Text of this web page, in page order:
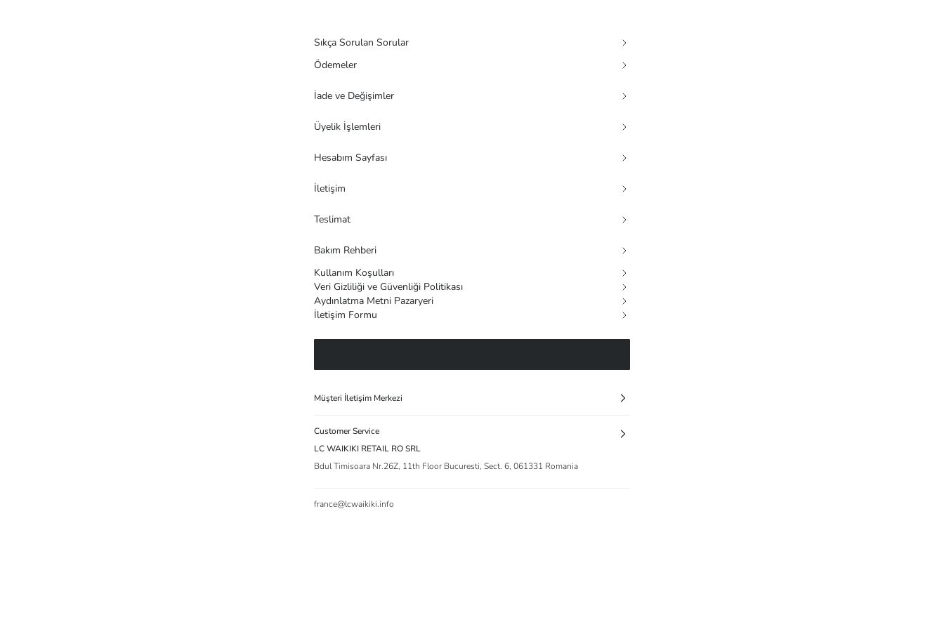
Sıkça Sorulan Sorular
Ödemeler
İade ve Değişimler
Üyelik İşlemleri
Hesabım Sayfası
İletişim
Teslimat
Bakım Rehberi
Kullanım Koşulları
Veri Gizliliği ve Güvenliği Politikası
Aydınlatma Metni Pazaryeri
İletişim Formu
Müşteri İletişim Merkezi
Customer Service
LC WAIKIKI RETAIL RO SRL
Bdul Timisoara Nr.26Z, 11th Floor Bucuresti, Sect. 6, 061331 Romania
france@lcwaikiki.info